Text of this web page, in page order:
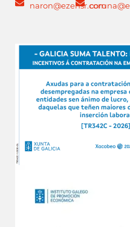
naron@ezensr.com